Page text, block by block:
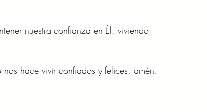
nuestra confianza en Él, viviendo
hace vivir confiados y felices, amén.